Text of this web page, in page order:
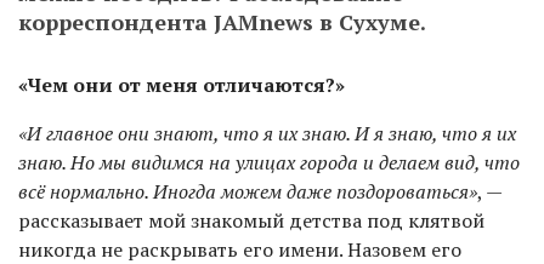
корреспондента JAMnews в Сухуме.
«Чем они от меня отличаются?»
«И главное они знают, что я их знаю. И я знаю, что я их
знаю. Но мы видимся на улицах города и делаем вид, что
всё нормально. Иногда можем даже поздороваться», —
рассказывает мой знакомый детства под клятвой
никогда не раскрывать его имени. Назовем его